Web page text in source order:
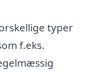
typer
f.eks.